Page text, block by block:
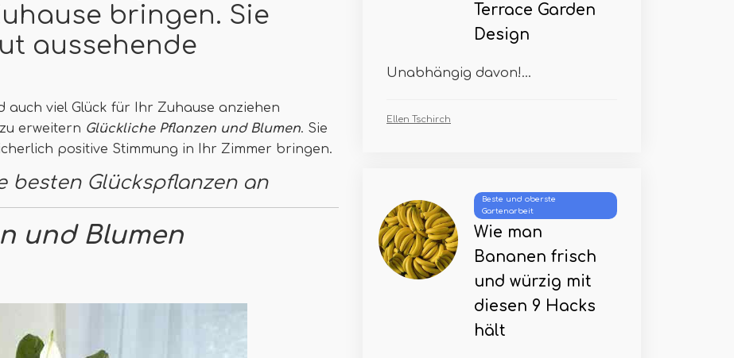
bringen. Sie
aussehende
auch viel Glück für Ihr Zuhause anziehen
erweitern Glückliche Pflanzen und Blumen. Sie
positive Stimmung in Ihr Zimmer bringen.
besten Glückspflanzen an
und Blumen
Terrace Garden
Design
Unabhängig davon!...
Ellen Tschirch
Beste und oberste
Gartenarbeit
Wie man
Bananen frisch
und würzig mit
diesen 9 Hacks
hält